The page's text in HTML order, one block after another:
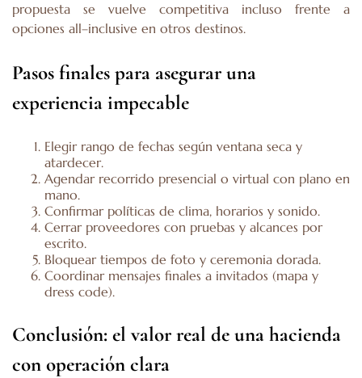
propuesta se vuelve competitiva incluso frente a
opciones all–inclusive en otros destinos.
Pasos finales para asegurar una
experiencia impecable
Elegir rango de fechas según ventana seca y
atardecer.
Agendar recorrido presencial o virtual con plano en
mano.
Confirmar políticas de clima, horarios y sonido.
Cerrar proveedores con pruebas y alcances por
escrito.
Bloquear tiempos de foto y ceremonia dorada.
Coordinar mensajes finales a invitados (mapa y
dress code).
Conclusión: el valor real de una hacienda
con operación clara